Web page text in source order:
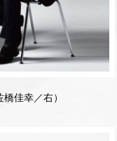
佳幸／右）